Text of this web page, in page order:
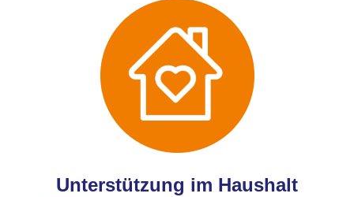
Unterstützung im Haushalt